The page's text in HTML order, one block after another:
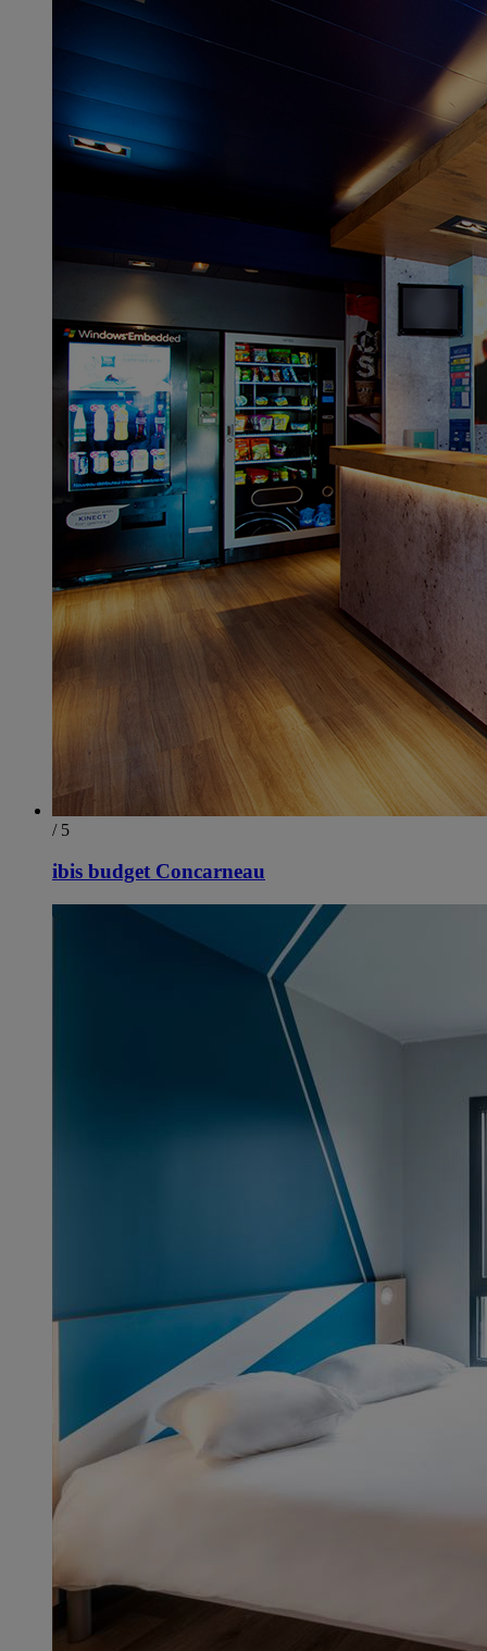
/ 5
ibis budget Concarneau